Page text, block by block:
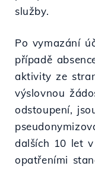
služby.
Po vymazání
případě
aktivity ze
výslovnou
odstoupení,
dalších 10 let
opatřeními